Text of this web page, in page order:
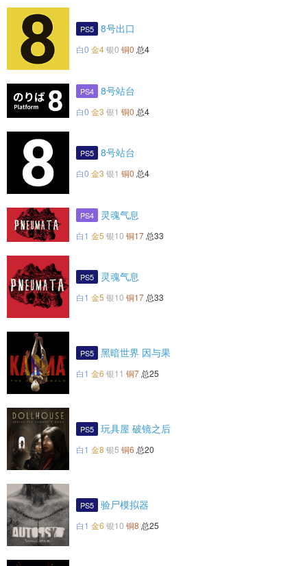
PS5 8号出口
白0 金4银0 铜0 总4
PS4 8号站台
白0 金3 银1 铜0 总4
PS5 8号站台
白0 金3 银1 铜0 总4
PS4 灵魂气息
白1 金5 银10 铜17 总33
PS5 灵魂气息
白1 金5 银10 铜17 总33
PS5 黑暗世界 因与果
白1 金6 银11 铜7 总25
PS5 玩具屋 破镜之后
白1 金8 银5 铜6 总20
PS5 验尸模拟器
白1 金6 银10 铜8 总25